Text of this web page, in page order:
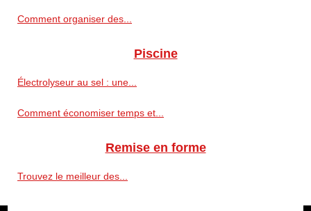
Comment organiser des...
Piscine
Électrolyseur au sel : une...
Comment économiser temps et...
Remise en forme
Trouvez le meilleur des...